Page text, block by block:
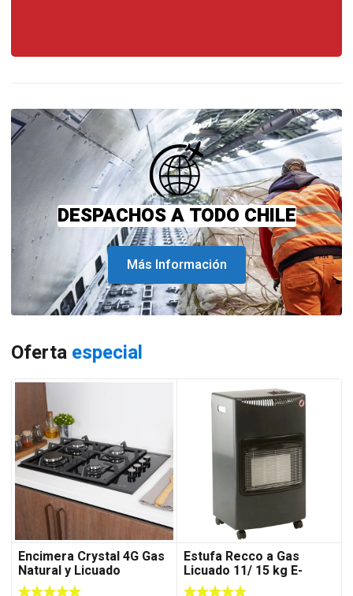
DESPACHOS A TODO CHILE
Más Información
Oferta especial
Encimera Crystal 4G Gas
Natural y Licuado
Estufa Recco a Gas
Licuado 11/ 15 kg E-
4200-2 C/Negra